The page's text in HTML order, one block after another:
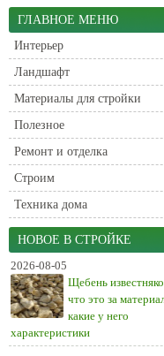
ГЛАВНОЕ МЕНЮ
Интерьер
Ландшафт
Материалы для стройки
Полезное
Ремонт и отделка
Строим
Техника дома
НОВОЕ В СТРОЙКЕ
2026-08-05
Щебень
что это за
какие у него
характеристики